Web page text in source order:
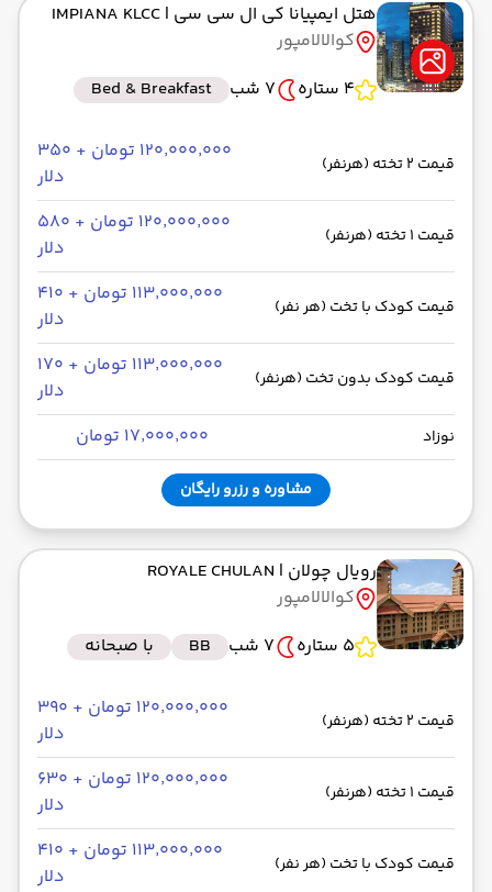
هتل ایمپیانا کی ال سی سی | IMPIANA KLCC
کوالالامپور
4 ستاره
7 شب Bed & Breakfast
قیمت 2 تخته (هرنفر)
۱۲۰٬۰۰۰٬۰۰۰ تومان + ۳۵۰
دلار
قیمت 1 تخته (هرنفر)
۱۲۰٬۰۰۰٬۰۰۰ تومان + ۵۸۰
دلار
قیمت کودک با تخت (هر نفر)
۱۱۳٬۰۰۰٬۰۰۰ تومان + ۴۱۰
دلار
قیمت کودک بدون تخت (هرنفر)
۱۱۳٬۰۰۰٬۰۰۰ تومان + ۱۷۰
دلار
نوزاد ۱۷٬۰۰۰٬۰۰۰ تومان
مشاوره و رزرو رایگان
رویال چولان | ROYALE CHULAN
کوالالامپور
5 ستاره
7 شب BB با صبحانه
قیمت 2 تخته (هرنفر)
۱۲۰٬۰۰۰٬۰۰۰ تومان + ۳۹۰
دلار
قیمت 1 تخته (هرنفر)
۱۲۰٬۰۰۰٬۰۰۰ تومان + ۶۳۰
دلار
قیمت کودک با تخت (هر نفر)
۱۱۳٬۰۰۰٬۰۰۰ تومان + ۴۱۰
دلار